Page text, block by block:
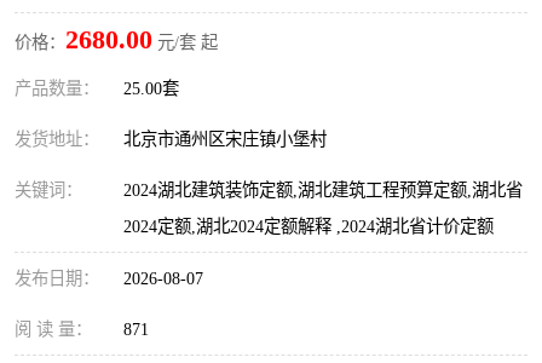
价格： 2680.00 元/套 起
产品数量： 25.00套
发货地址： 北京市通州区宋庄镇小堡村
关键词：
2024湖北建筑装饰定额,湖北建筑工程预算定额,湖北省
2024定额,湖北2024定额解释 ,2024湖北省计价定额
发布日期： 2026-08-07
阅 读 量： 871
信息通信建设工程预算定
额
火力发电机组检修定额
湖北建设工程消耗量定额
煤炭建设工程预算定额 钢铁检修工程预算定额
黄金矿山工程预算定额 冶金工业矿山建设工程预
算定额2
冶金工业建设工程预算定
额
人防工程预算定额
电子工程概预算定额